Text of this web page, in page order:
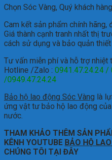
Chọn Sóc Vàng, Quý khách
Cam kết sản phẩm chính hãng,
Giá thành cạnh tranh nhất thị
cách sử dụng và bảo quản thiết
Tư vấn miễn phí và hỗ trợ nhiệt
Hotline /Zalo : 0941.47.24.24 /
/0949.47.24.24
Bảo hộ lao động Sóc Vàng là
ứng vật tư bảo hộ lao động
nước.
THAM KHẢO THÊM SẢN
KÊNH YOUTUBE BẢO HỘ
CHÚNG TÔI TẠI ĐÂY